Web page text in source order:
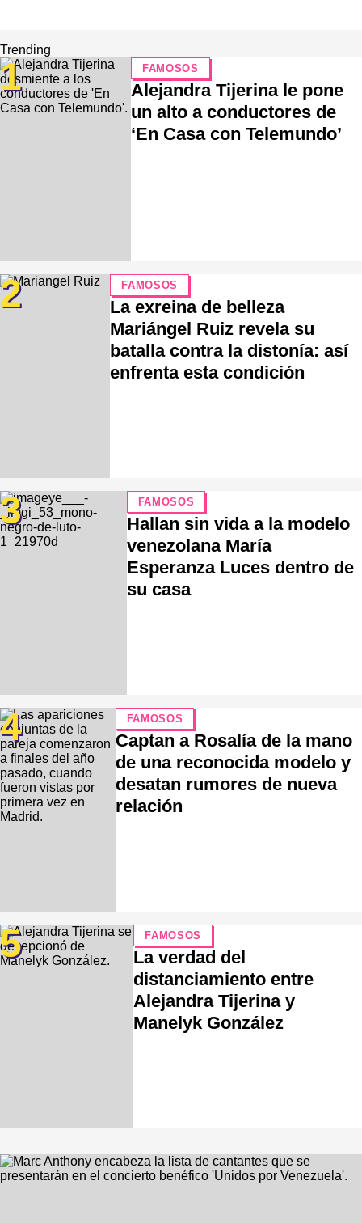
Trending
1 FAMOSOS
Alejandra Tijerina le pone
un alto a conductores de
‘En Casa con Telemundo’
2 FAMOSOS
La exreina de belleza
Mariángel Ruiz revela su
batalla contra la distonía: así
enfrenta esta condición
3 FAMOSOS
Hallan sin vida a la modelo
venezolana María
Esperanza Luces dentro de
su casa
4 FAMOSOS
Captan a Rosalía de la mano
de una reconocida modelo y
desatan rumores de nueva
relación
5 FAMOSOS
La verdad del
distanciamiento entre
Alejandra Tijerina y
Manelyk González